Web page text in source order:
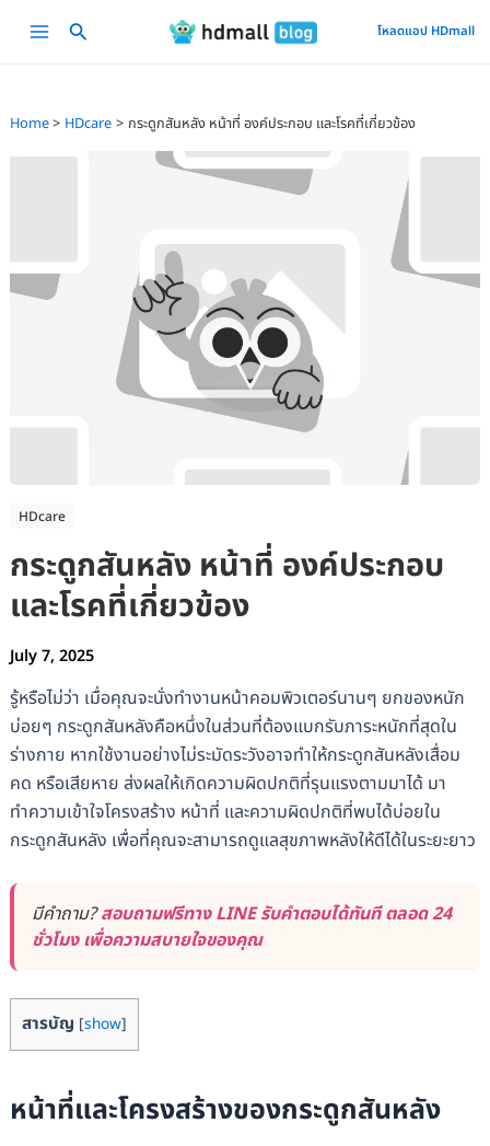
Main
โหลดแอป HDmall
Home HDcare กระดูกสันหลัง หน้าที่ องค์ประกอบ และโรคที่เกี่ยวข้อง
HDcare
กระดูกสันหลัง หน้าที่ องค์ประกอบ
และโรคที่เกี่ยวข้อง
July 7, 2025
รู้หรือไม่ว่า เมื่อคุณจะนั่งทำงานหน้าคอมพิวเตอร์นานๆ ยกของหนัก
บ่อยๆ กระดูกสันหลังคือหนึ่งในส่วนที่ต้องแบกรับภาระหนักที่สุดใน
ร่างกาย หากใช้งานอย่างไม่ระมัดระวังอาจทำให้กระดูกสันหลังเสื่อม
คด หรือเสียหาย ส่งผลให้เกิดความผิดปกติที่รุนแรงตามมาได้ มา
ทำความเข้าใจโครงสร้าง หน้าที่ และความผิดปกติที่พบได้บ่อยใน
กระดูกสันหลัง เพื่อที่คุณจะสามารถดูแลสุขภาพหลังให้ดีได้ในระยะยาว
มีคำถาม?สอบถามฟรีทาง LINE รับคำตอบได้ทันที ตลอด 24
ชั่วโมง เพื่อความสบายใจของคุณ
สารบัญ [show]
หน้าที่และโครงสร้างของกระดูกสันหลัง